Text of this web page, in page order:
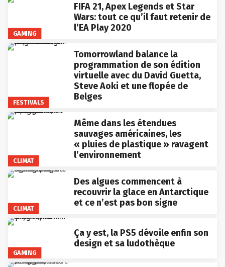
GAMING
FIFA 21, Apex Legends et Star
Wars: tout ce qu’il faut retenir de
l’EA Play 2020
FESTIVALS
Tomorrowland balance la
programmation de son édition
virtuelle avec du David Guetta,
Steve Aoki et une flopée de
Belges
CLIMAT
Même dans les étendues
sauvages américaines, les
« pluies de plastique » ravagent
l’environnement
CLIMAT
Des algues commencent à
recouvrir la glace en Antarctique
et ce n’est pas bon signe
GAMING
Ça y est, la PS5 dévoile enfin son
design et sa ludothèque